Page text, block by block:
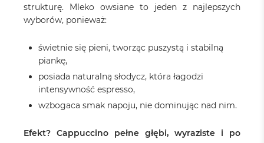
strukturę. Mleko owsiane to jeden z najlepszych
wyborów, ponieważ:
świetnie się pieni, tworząc puszystą i stabilną
piankę,
posiada naturalną słodycz, która łagodzi
intensywność espresso,
wzbogaca smak napoju, nie dominując nad nim.
Efekt? Cappuccino pełne głębi, wyraziste i po